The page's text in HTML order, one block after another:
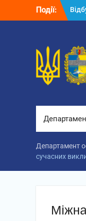
Події:
для
Департамент
сучасних